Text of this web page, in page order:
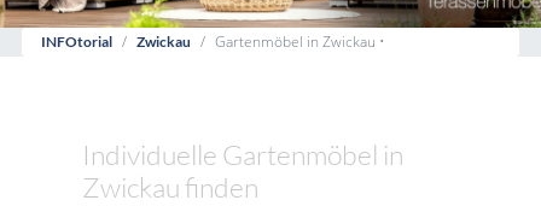
INFOtorial Zwickau Gartenmöbel in Zwickau •
Individuelle Gartenmöbel in
Zwickau finden